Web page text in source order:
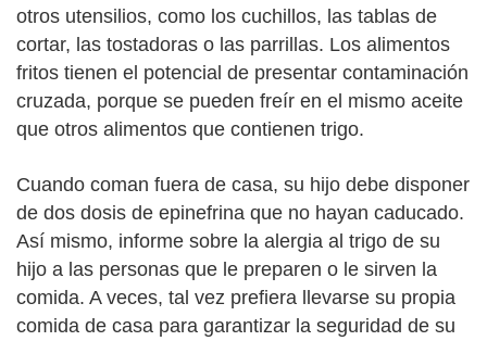
otros utensilios, como los cuchillos, las tablas de
cortar, las tostadoras o las parrillas. Los alimentos
fritos tienen el potencial de presentar contaminación
cruzada, porque se pueden freír en el mismo aceite
que otros alimentos que contienen trigo.
Cuando coman fuera de casa, su hijo debe disponer
de dos dosis de epinefrina que no hayan caducado.
Así mismo, informe sobre la alergia al trigo de su
hijo a las personas que le preparen o le sirven la
comida. A veces, tal vez prefiera llevarse su propia
comida de casa para garantizar la seguridad de su